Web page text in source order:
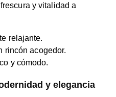
y vitalidad a
relajante.
rincón acogedor.
y cómodo.
y elegancia